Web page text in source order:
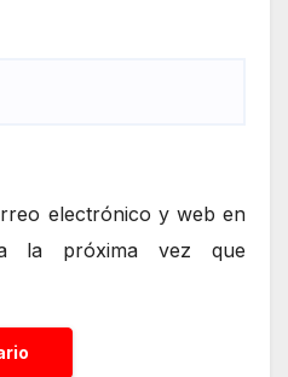
electrónico y web en
la próxima vez que